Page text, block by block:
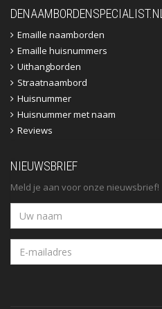
DENAAMBORDENSPECIALIST.NL
Emaille naamborden
Emaille huisnummers
Uithangborden
Straatnaambord
Huisnummer
Huisnummer met naam
Reviews
NIEUWSBRIEF
Meld je aan voor onze nieuwsbrief!